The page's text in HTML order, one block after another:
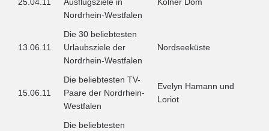
Nordrhein-Westfalen
13.06.11
Die 30 beliebtesten
Urlaubsziele der
Nordrhein-Westfalen
Nordseeküste
15.06.11
Die beliebtesten TV-
Paare der Nordrhein-
Westfalen
Evelyn Hamann und
Loriot
Die beliebtesten